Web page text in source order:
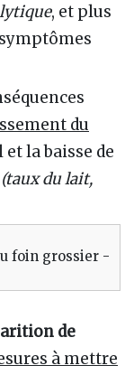
, et plus
du
la baisse de
(taux du lait,
foin grossier -
de
à mettre